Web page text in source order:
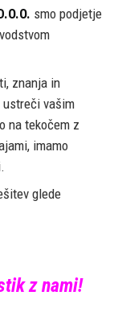
smo podjetje
znanja in
vašim
na tekočem z
imamo
glede
z nami!